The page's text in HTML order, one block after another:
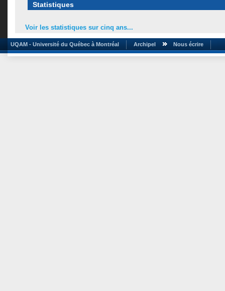
Statistiques
Voir les statistiques sur cinq ans...
UQAM - Université du Québec à Montréal Archipel Nous écrire